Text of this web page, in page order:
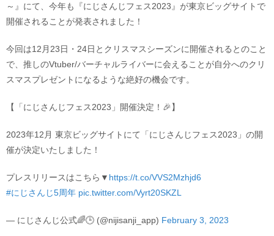
～』にて、今年も『にじさんじフェス2023』が東京ビッグサイトで
開催されることが発表されました！
今回は12月23日・24日とクリスマスシーズンに開催されるとのこと
で、推しのVtuber/バーチャルライバーに会えることが自分へのクリ
スマスプレゼントになるような絶好の機会です。
【「にじさんじフェス2023」開催決定！🎉】
2023年12月 東京ビッグサイトにて「にじさんじフェス2023」の開
催が決定いたしました！
プレスリリースはこちら▼ https://t.co/VVS2Mzhjd6
#にじさんじ5周年 pic.twitter.com/Vyrt20SKZL
— にじさんじ公式🌈🕒 (@nijisanji_app) February 3, 2023